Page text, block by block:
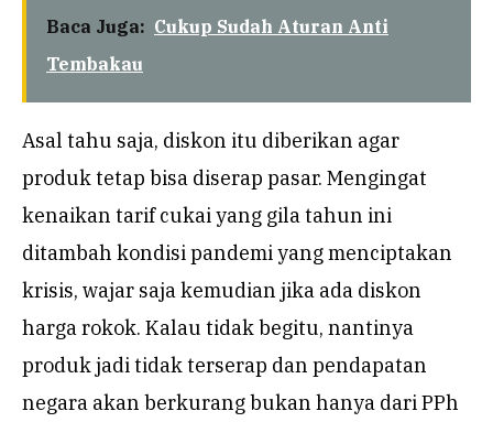
Baca Juga: Cukup Sudah Aturan Anti
Tembakau
Asal tahu saja, diskon itu diberikan agar
produk tetap bisa diserap pasar. Mengingat
kenaikan tarif cukai yang gila tahun ini
ditambah kondisi pandemi yang menciptakan
krisis, wajar saja kemudian jika ada diskon
harga rokok. Kalau tidak begitu, nantinya
produk jadi tidak terserap dan pendapatan
negara akan berkurang bukan hanya dari PPh